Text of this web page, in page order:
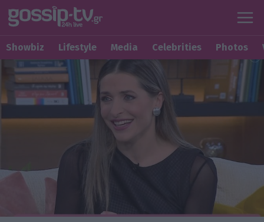
Showbiz Lifestyle Media Celebrities Photos